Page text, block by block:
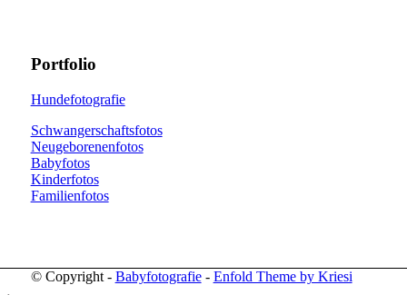
Portfolio
Hundefotografie
Schwangerschaftsfotos
Neugeborenenfotos
Babyfotos
Kinderfotos
Familienfotos
© Copyright - Babyfotografie- Enfold Theme by Kriesi